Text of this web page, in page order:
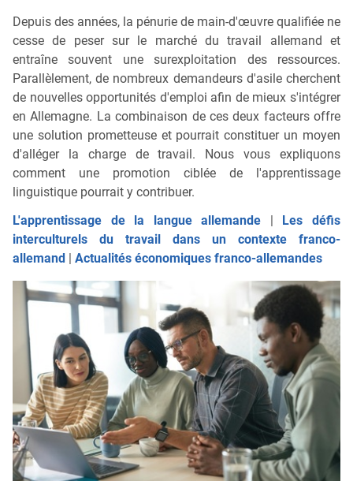
Depuis des années, la pénurie de main-d'œuvre qualifiée ne
cesse de peser sur le marché du travail allemand et
entraîne souvent une surexploitation des ressources.
Parallèlement, de nombreux demandeurs d'asile cherchent
de nouvelles opportunités d'emploi afin de mieux s'intégrer
en Allemagne. La combinaison de ces deux facteurs offre
une solution prometteuse et pourrait constituer un moyen
d'alléger la charge de travail. Nous vous expliquons
comment une promotion ciblée de l'apprentissage
linguistique pourrait y contribuer.
L'apprentissage de la langue allemande | Les défis
interculturels du travail dans un contexte franco-
allemand | Actualités économiques franco-allemandes